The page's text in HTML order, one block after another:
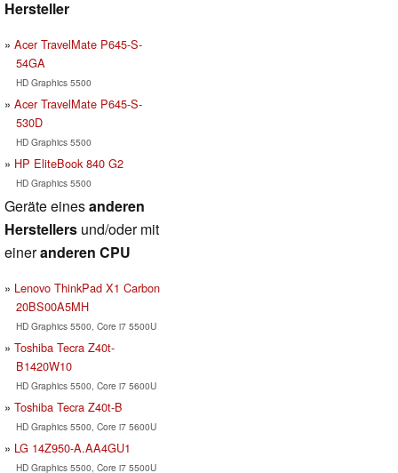
Hersteller
Acer TravelMate P645-S-
54GA
HD Graphics 5500
Acer TravelMate P645-S-
530D
HD Graphics 5500
HP EliteBook 840 G2
HD Graphics 5500
Geräte einesanderen
Herstellers und/oder mit
eineranderen CPU
Lenovo ThinkPad X1 Carbon
20BS00A5MH
HD Graphics 5500, Core i7 5500U
Toshiba Tecra Z40t-
B1420W10
HD Graphics 5500, Core i7 5600U
Toshiba Tecra Z40t-B
HD Graphics 5500, Core i7 5600U
LG 14Z950-A.AA4GU1
HD Graphics 5500, Core i7 5500U